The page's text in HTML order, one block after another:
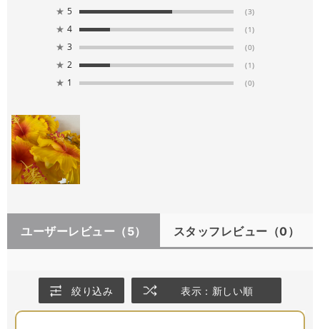
★ 5 (3)
★ 4 (1)
★ 3 (0)
★ 2 (1)
★ 1 (0)
ユーザーレビュー （5） スタッフレビュー （0）
絞り込み 表示：新しい順